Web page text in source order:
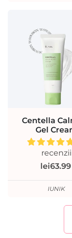
Centella
Gel
recenzii
lei63.99
IUNIK